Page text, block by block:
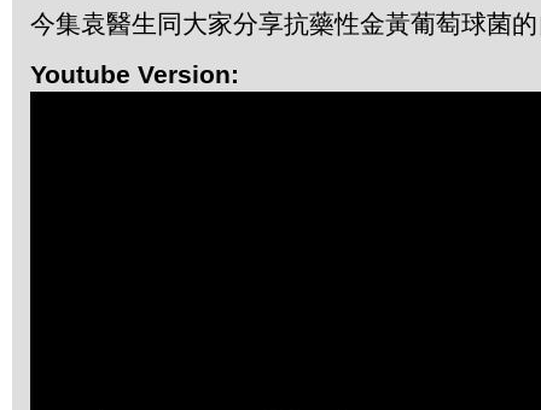
今集袁醫生同大家分享抗藥性金黃葡萄球菌
Youtube Version: